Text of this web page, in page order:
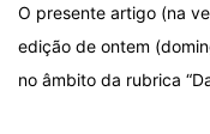
O presente artigo (na
edição de ontem
no âmbito da rubrica